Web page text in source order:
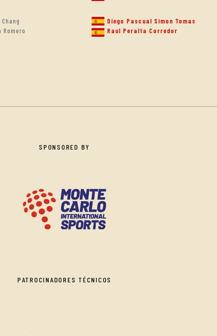
Romero
Diego Pascual Simon Tomas
Raul Peralta Corredor
SPONSORED BY
PATROCINADORES TÉCNICOS